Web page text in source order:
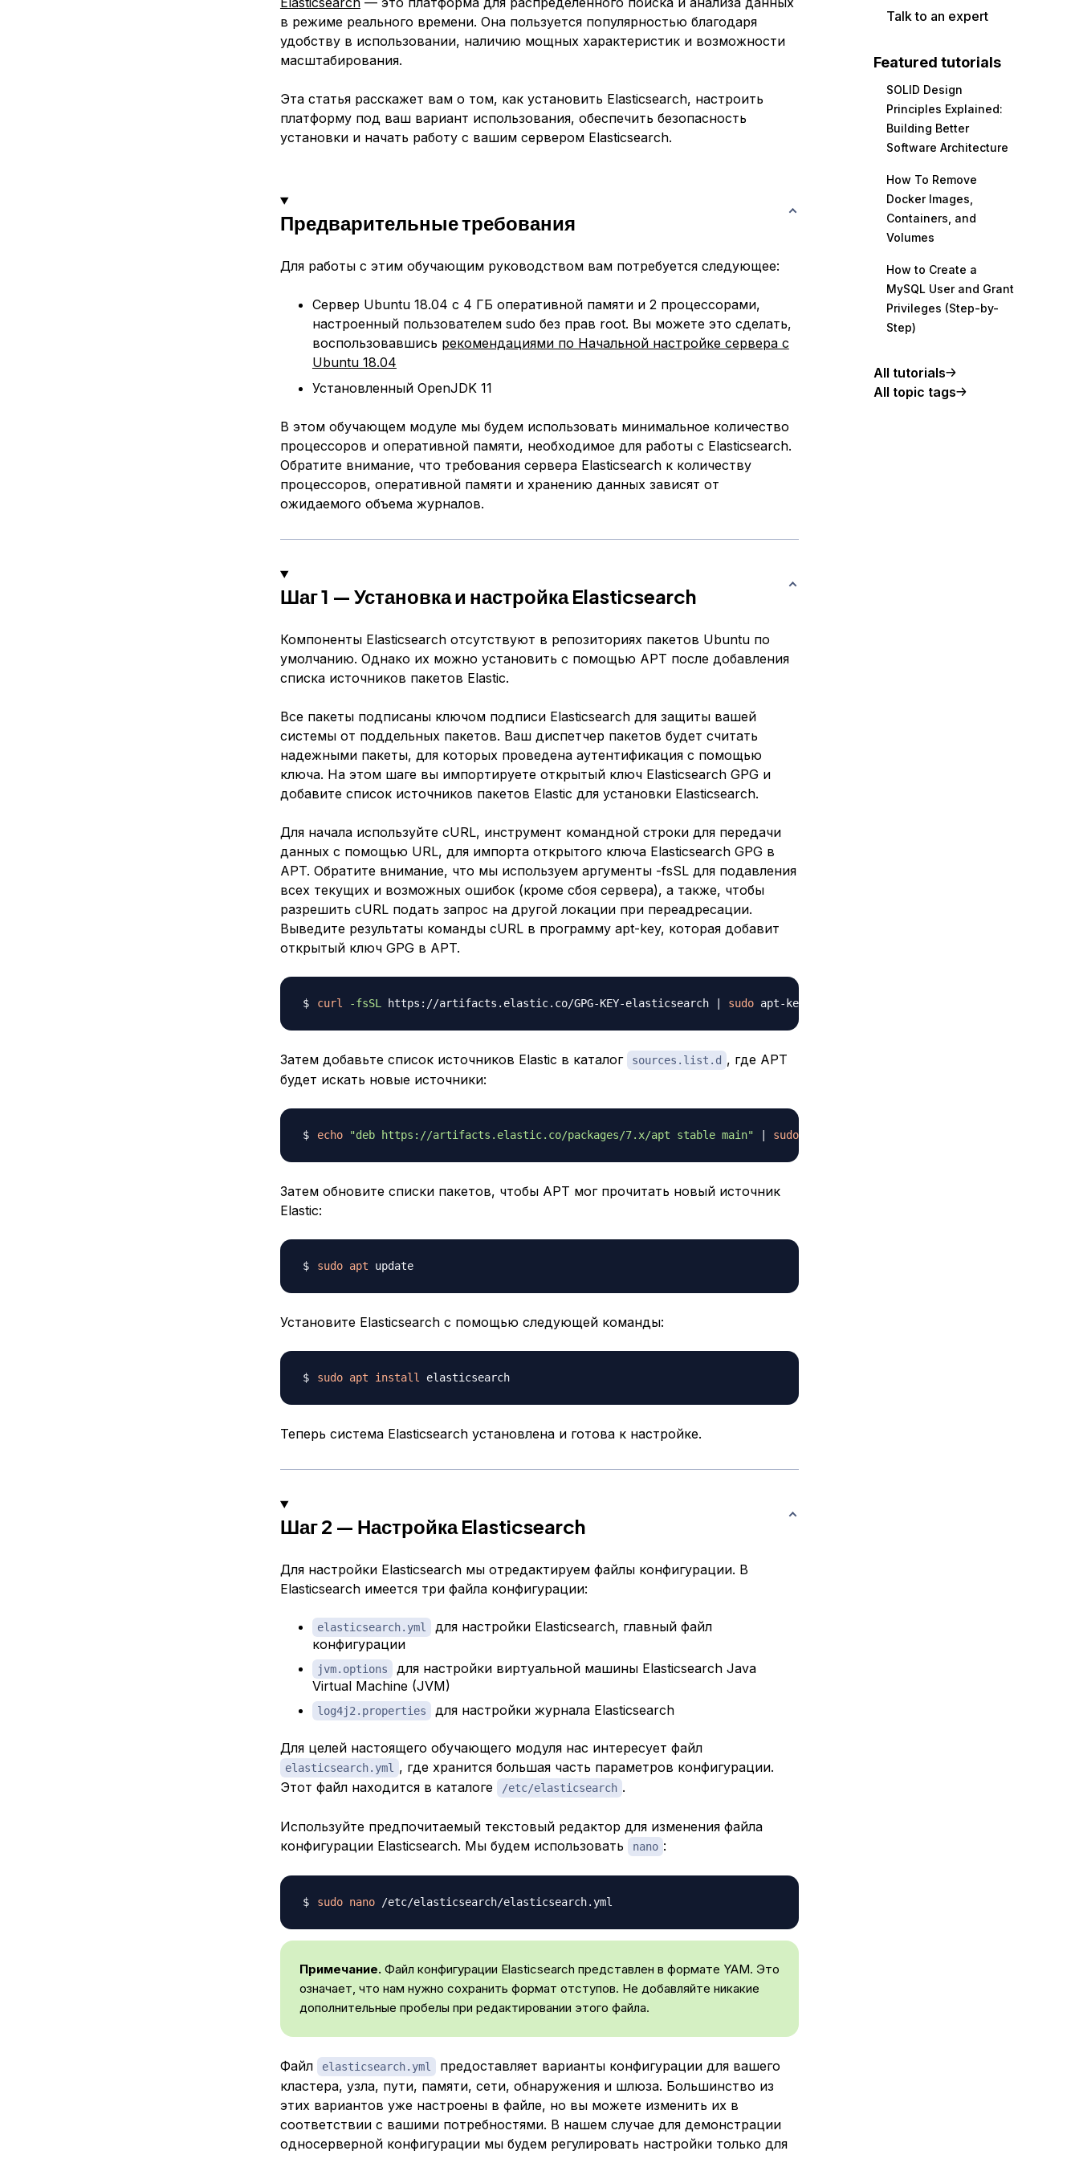
в режиме реального времени. Она пользуется популярностью благодаря
удобству в использовании, наличию мощных характеристик и возможности
масштабирования.
Эта статья расскажет вам о том, как установить Elasticsearch, настроить
платформу под ваш вариант использования, обеспечить безопасность
установки и начать работу с вашим сервером Elasticsearch.
Предварительные требования
Для работы с этим обучающим руководством вам потребуется следующее:
Сервер Ubuntu 18.04 с 4 ГБ оперативной памяти и 2 процессорами,
настроенный пользователем sudo без прав root. Вы можете это сделать,
воспользовавшись рекомендациями по Начальной настройке сервера с
Ubuntu 18.04
Установленный OpenJDK 11
В этом обучающем модуле мы будем использовать минимальное количество
процессоров и оперативной памяти, необходимое для работы с Elasticsearch.
Обратите внимание, что требования сервера Elasticsearch к количеству
процессоров, оперативной памяти и хранению данных зависят от
ожидаемого объема журналов.
Шаг 1 — Установка и настройка Elasticsearch
Компоненты Elasticsearch отсутствуют в репозиториях пакетов Ubuntu по
умолчанию. Однако их можно установить с помощью APT после добавления
списка источников пакетов Elastic.
Все пакеты подписаны ключом подписи Elasticsearch для защиты вашей
системы от поддельных пакетов. Ваш диспетчер пакетов будет считать
надежными пакеты, для которых проведена аутентификация с помощью
ключа. На этом шаге вы импортируете открытый ключ Elasticsearch GPG и
добавите список источников пакетов Elastic для установки Elasticsearch.
Для начала используйте cURL, инструмент командной строки для передачи
данных с помощью URL, для импорта открытого ключа Elasticsearch GPG в
APT. Обратите внимание, что мы используем аргументы -fsSL для подавления
всех текущих и возможных ошибок (кроме сбоя сервера), а также, чтобы
разрешить cURL подать запрос на другой локации при переадресации.
Выведите результаты команды cURL в программу apt-key, которая добавит
открытый ключ GPG в APT.
curl -fsSL https://artifacts.elastic.co/GPG-KEY-elasticsearch | sudo apt-key
Затем добавьте список источников Elastic в каталог sources.list.d , где APT
будет искать новые источники:
echo "deb https://artifacts.elastic.co/packages/7.x/apt stable main" | sudo
Затем обновите списки пакетов, чтобы APT мог прочитать новый источник
Elastic:
sudo apt update
Установите Elasticsearch с помощью следующей команды:
sudo apt install elasticsearch
Теперь система Elasticsearch установлена и готова к настройке.
Шаг 2 — Настройка Elasticsearch
Для настройки Elasticsearch мы отредактируем файлы конфигурации. В
Elasticsearch имеется три файла конфигурации:
elasticsearch.yml
для настройки Elasticsearch, главный файл
конфигурации
jvm.options
для настройки виртуальной машины Elasticsearch Java
Virtual Machine (JVM)
log4j2.properties для настройки журнала Elasticsearch
Для целей настоящего обучающего модуля нас интересует файл
elasticsearch.yml
, где хранится большая часть параметров конфигурации.
Этот файл находится в каталоге
/etc/elasticsearch .
Используйте предпочитаемый текстовый редактор для изменения файла
конфигурации Elasticsearch. Мы будем использовать
nano :
sudo nano
Примечание.Файл конфигурации Elasticsearch представлен в формате YAM. Это
означает, что нам нужно сохранить формат отступов. Не добавляйте никакие
дополнительные пробелы при редактировании этого файла.
Файл elasticsearch.yml
предоставляет варианты конфигурации для вашего
кластера, узла, пути, памяти, сети, обнаружения и шлюза. Большинство из
этих вариантов уже настроены в файле, но вы можете изменить их в
соответствии с вашими потребностями. В нашем случае для демонстрации
односерверной конфигурации мы будем регулировать настройки только для
Talk to an expert
Featured tutorials
SOLID Design
Principles Explained:
Building Better
Software Architecture
How To Remove
Docker Images,
Containers, and
Volumes
How to Create a
MySQL User and Grant
Privileges (Step-by-
Step)
All tutorials
All topic tags